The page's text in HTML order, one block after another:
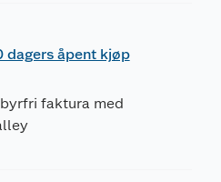
dagers åpent kjøp
faktura med